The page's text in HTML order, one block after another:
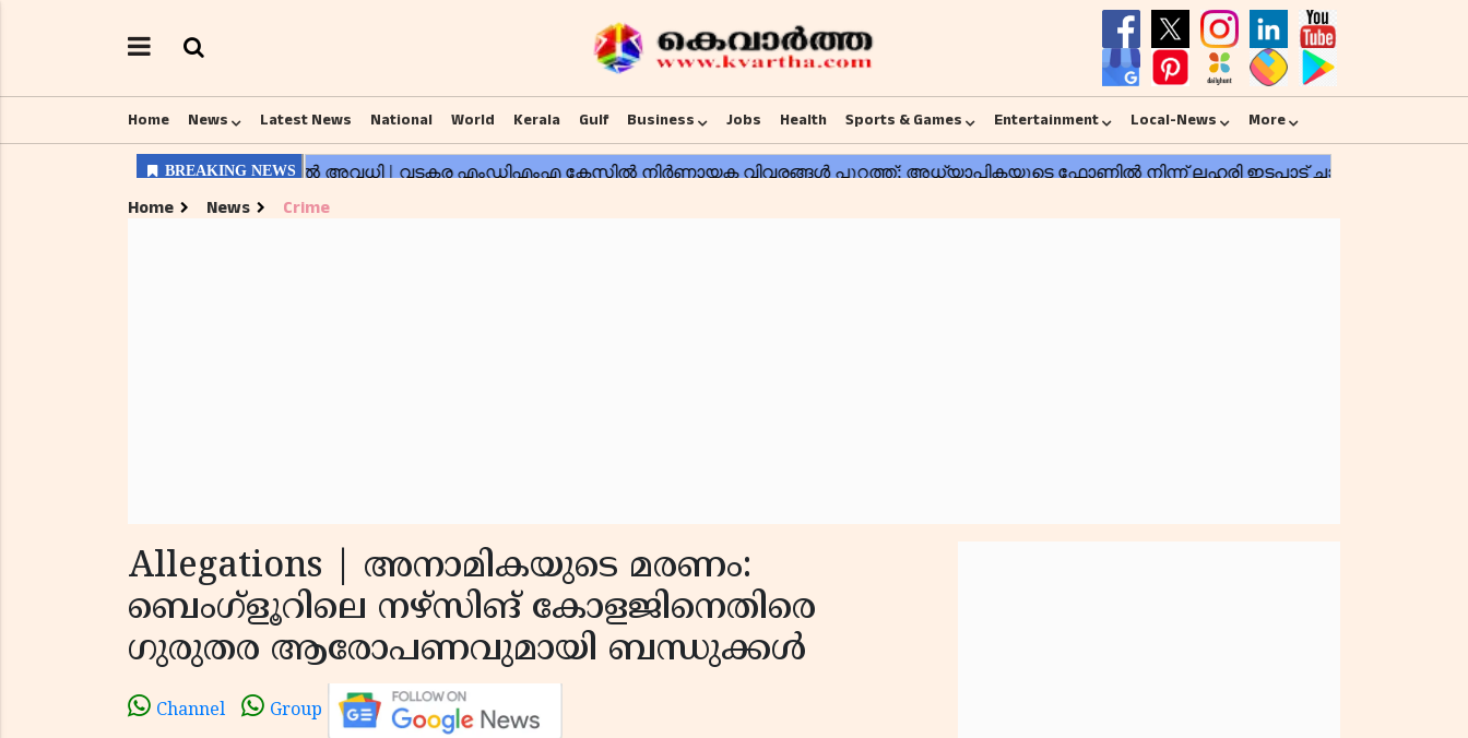
Home News Latest News National World Kerala Gulf Business Jobs Health Sports & Games Entertainment Local-News More
Home News Crime
Allegations | അനാമികയുടെ മരണം:
ബെംഗ്ളൂറിലെ നഴ്സിങ് കോളജിനെതിരെ
ഗുരുതര ആരോപണവുമായി ബന്ധുക്കൾ
Channel Group